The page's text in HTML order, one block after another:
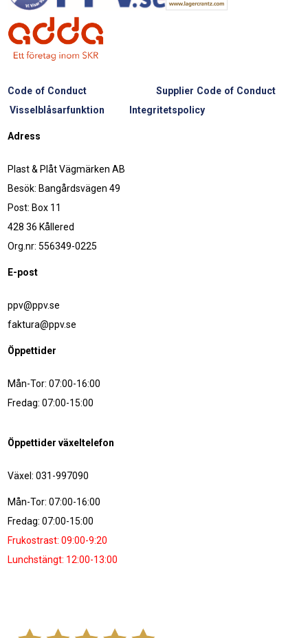
Code of Conduct
Supplier Code of Conduct
Visselblåsarfunktion
Integritetspolicy
Adress
Plast & Plåt Vägmärken AB
Besök: Bangårdsvägen 49
Post: Box 11
428 36 Kållered
Org.nr: 556349-0225
E-post
ppv@ppv.se
faktura@ppv.se
Öppettider
Mån-Tor: 07:00-16:00
Fredag: 07:00-15:00
Öppettider växeltelefon
Växel: 031-997090
Mån-Tor: 07:00-16:00
Fredag: 07:00-15:00
Frukostrast: 09:00-9:20
Lunchstängt: 12:00-13:00